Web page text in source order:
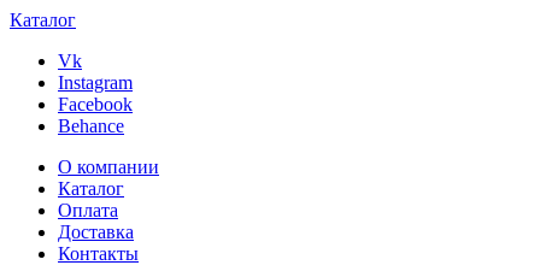
Каталог
Vk
Instagram
Facebook
Behance
О компании
Каталог
Оплата
Доставка
Контакты